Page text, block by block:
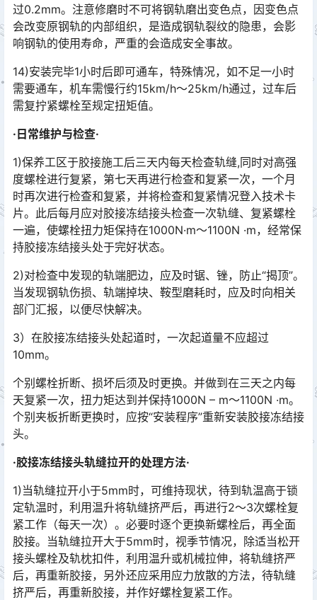
过0.2mm。注意修磨时不可将钢轨磨出变色点，因变色点
会改变原钢轨的内部组织，是造成钢轨裂纹的隐患，会影
响钢轨的使用寿命，严重的会造成安全事故。󠅅󠅃󠄵󠅂󠄪󠇖󠆨󠆨󠇕󠆞󠆒󠅬󠇘󠆭󠆘󠇙󠆝󠅵󠇗󠆭󠆁󠄐󠇗󠅹󠅸󠇖󠆍󠅳󠇖󠅹󠅰󠇖󠆌󠅹
14)安装完毕1小时后即可通车，特殊情况，如不足一小时
需要通车，机车需慢行约15km/h～25km/h通过，过车后
需复拧紧螺栓至规定扭矩值。
·日常维护与检查·
1)保养工区于胶接施工后三天内每天检查轨缝,同时对高强
度螺栓进行复紧，第七天再进行检查和复紧一次，一个月
时再次进行检查和复紧，并将检查和复紧情况登入技术卡
片。此后每月应对胶接冻结接头检查一次轨缝、复紧螺栓
一遍，使螺栓扭力矩保持在1000N·m～1100N ·m，经常保
持胶接冻结接头处于完好状态。󠅅󠅃󠄵󠅂󠄪󠇖󠆨󠆨󠇕󠆞󠆒󠅬󠇘󠆭󠆘󠇙󠆝󠅵󠇗󠆭󠆁󠄐󠇗󠅹󠅸󠇖󠆍󠅳󠇖󠅹󠅰󠇖󠆌󠅹
2)对检查中发现的轨端肥边，应及时锯、锉，防止“揭顶”。
当发现钢轨伤损、轨端掉块、鞍型磨耗时，应及时向相关
部门汇报，以便尽快解决。
3）在胶接冻结接头处起道时，一次起道量不应超过
10mm。
个别螺栓折断、损坏后须及时更换。并做到在三天之内每
天复紧一次，扭力矩达到并保持1000N – m～1100N ·m。
个别夹板折断更换时，应按“安装程序”重新安装胶接冻结接
头。󠅅󠅃󠄵󠅂󠄪󠇖󠆨󠆨󠇕󠆞󠆒󠅬󠇘󠆭󠆘󠇙󠆝󠅵󠇗󠆭󠆁󠄐󠇗󠅹󠅸󠇖󠆍󠅳󠇖󠅹󠅰󠇖󠆌󠅹
·胶接冻结接头轨缝拉开的处理方法·
1)当轨缝拉开小于5mm时，可维持现状，待到轨温高于锁
定轨温时，利用温升将轨缝挤严后，再进行2～3次螺栓复
紧工作（每天一次）。必要时逐个更换新螺栓后，再全面
胶接。当轨缝拉开大于5mm时，视季节情况，除适当松开
接头螺栓及轨枕扣件，利用温升或机械拉伸，将轨缝挤严
后，再重新胶接，另外还应采用应力放散的方法，待轨缝
挤严后，再重新胶接，并作好螺栓复紧工作。󠅅󠅃󠄵󠅂󠄪󠇖󠆨󠆨󠇕󠆞󠆒󠅬󠇘󠆭󠆘󠇙󠆝󠅵󠇗󠆭󠆁󠄐󠇗󠅹󠅸󠇖󠆍󠅳󠇖󠅹󠅰󠇖󠆌󠅹